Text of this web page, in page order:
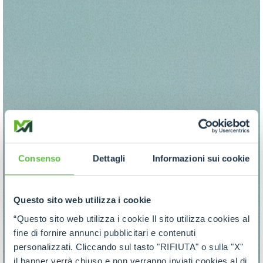
Consenso Dettagli Informazioni sui cookie
Questo sito web utilizza i cookie
“Questo sito web utilizza i cookie Il sito utilizza cookies al
fine di fornire annunci pubblicitari e contenuti
personalizzati. Cliccando sul tasto "RIFIUTA" o sulla "X"
il banner verrà chiuso e non verranno inviati cookies al di